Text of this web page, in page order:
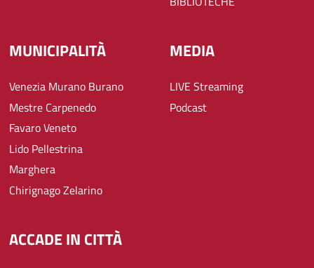
MUNICIPALITÀ
Venezia Murano Burano
Mestre Carpenedo
Favaro Veneto
Lido Pellestrina
Marghera
Chirignago Zelarino
MEDIA
LIVE Streaming
Podcast
ACCADE IN CITTÀ